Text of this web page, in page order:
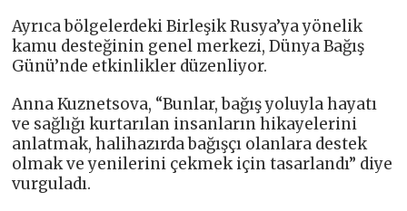
Ayrıca bölgelerdeki Birleşik Rusya’ya yönelik
kamu desteğinin genel merkezi, Dünya Bağış
Günü’nde etkinlikler düzenliyor.
Anna Kuznetsova, “Bunlar, bağış yoluyla hayatı
ve sağlığı kurtarılan insanların hikayelerini
anlatmak, halihazırda bağışçı olanlara destek
olmak ve yenilerini çekmek için tasarlandı” diye
vurguladı.